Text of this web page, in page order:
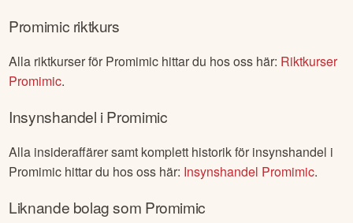
Promimic riktkurs
Alla riktkurser för Promimic hittar du hos oss här: Riktkurser
Promimic.
Insynshandel iPromimic
Alla insideraffärer samt komplett historik för insynshandel i
Promimic hittar du hos oss här: Insynshandel Promimic.
Liknande bolag som Promimic